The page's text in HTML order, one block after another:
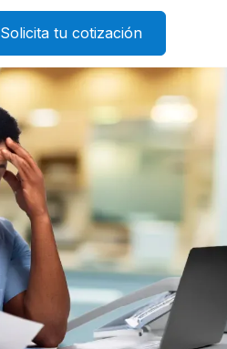
Solicita tu cotización